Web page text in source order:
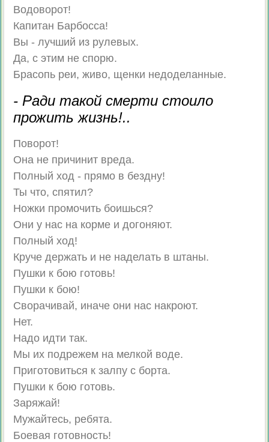
Водоворот!
Капитан Барбосса!
Вы - лучший из рулевых.
Да, с этим не спорю.
Брасопь реи, живо, щенки недоделанные.
- Ради такой смерти стоило
прожить жизнь!..
Поворот!
Она не причинит вреда.
Полный ход - прямо в бездну!
Ты что, спятил?
Ножки промочить боишься?
Они у нас на корме и догоняют.
Полный ход!
Круче держать и не наделать в штаны.
Пушки к бою готовь!
Пушки к бою!
Сворачивай, иначе они нас накроют.
Нет.
Надо идти так.
Мы их подрежем на мелкой воде.
Приготовиться к залпу с борта.
Пушки к бою готовь.
Заряжай!
Мужайтесь, ребята.
Боевая готовность!